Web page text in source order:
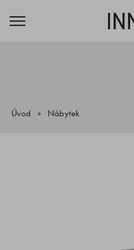
Úvod Nábytek